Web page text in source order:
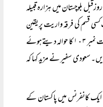
بلوچستان میں ہزارہ قبیلہ
قسم کی فرقہ واریت پر یقین
نہیں رکھتی، ہم کسی ایسی تنظیم کی حوصلہ افزائی نہیں کرسکتے جو فرقہ واریت یا فرقہ وارانہ تشدد پر یقین رکھتی ہے۔سعودی سفیر نےسورہ آل عمران کی آیت نمبر ۱٠۳ کا حوالہ دیتے ہوئے
سعودی سفیر نے مزید کہا کہ
ایک کانفرنس میں پاکستان کے